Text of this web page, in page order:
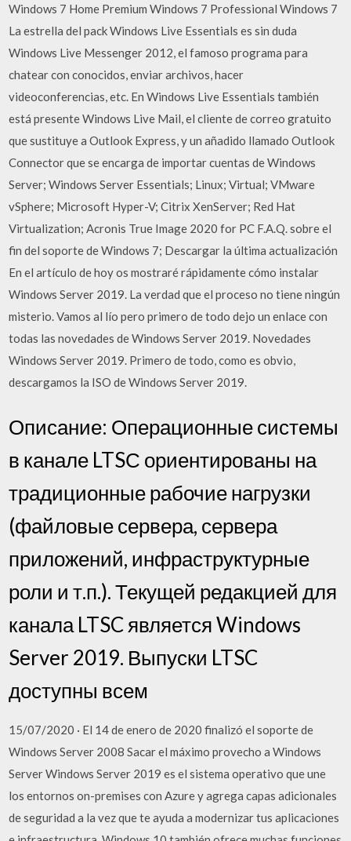
Windows 7 Home Premium Windows 7 Professional Windows 7
La estrella del pack Windows Live Essentials es sin duda
Windows Live Messenger 2012, el famoso programa para
chatear con conocidos, enviar archivos, hacer
videoconferencias, etc. En Windows Live Essentials también
está presente Windows Live Mail, el cliente de correo gratuito
que sustituye a Outlook Express, y un añadido llamado Outlook
Connector que se encarga de importar cuentas de Windows
Server; Windows Server Essentials; Linux; Virtual; VMware
vSphere; Microsoft Hyper-V; Citrix XenServer; Red Hat
Virtualization; Acronis True Image 2020 for PC F.A.Q. sobre el
fin del soporte de Windows 7; Descargar la última actualización
En el artículo de hoy os mostraré rápidamente cómo instalar
Windows Server 2019. La verdad que el proceso no tiene ningún
misterio. Vamos al lío pero primero de todo dejo un enlace con
todas las novedades de Windows Server 2019. Novedades
Windows Server 2019. Primero de todo, como es obvio,
descargamos la ISO de Windows Server 2019.
Описание: Операционные системы
в канале LTSС ориентированы на
традиционные рабочие нагрузки
(файловые сервера, сервера
приложений, инфраструктурные
роли и т.п.). Текущей редакцией для
канала LTSC является Windows
Server 2019. Выпуски LTSC
доступны всем
15/07/2020 · El 14 de enero de 2020 finalizó el soporte de
Windows Server 2008 Sacar el máximo provecho a Windows
Server Windows Server 2019 es el sistema operativo que une
los entornos on-premises con Azure y agrega capas adicionales
de seguridad a la vez que te ayuda a modernizar tus aplicaciones